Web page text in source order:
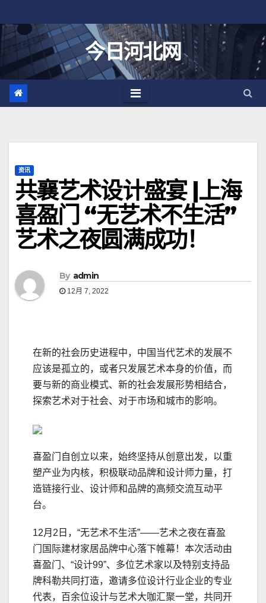
至
今日河北网
资讯
共襄艺术设计盛宴 |上海
喜盈门 “无艺术不生活”
艺术之夜圆满成功！
By admin
12月 7, 2022
在新的社会历史进程中，中国当代艺术的发展不
应该是孤立的，或者只发展艺术本身的价值，而
要与新的商业模式、新的社会发展形势相结合，
探索艺术对于社会、对于市场和城市的影响。
喜盈门自创立以来，始终坚持从创意出发，以重
塑产业为内核，积极联动品牌和设计师力量，打
造链接行业、设计师和品牌的高频交流互动平
台。
12月2日，“无艺术不生活”——艺术之夜在喜盈
门国际建材家居品牌中心落下帷幕！本次活动由
喜盈门、“设计99”、多位艺术家以及特别支持品
牌科勒共同打造，邀请多位设计行业企业的专业
代表，百余位设计与艺术大咖汇聚一堂，共同开